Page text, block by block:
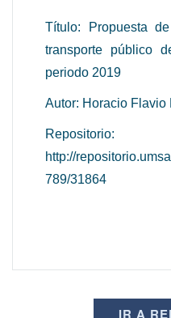
Título: Propuesta
transporte público
periodo 2019
Autor: Horacio Flavio
Repositorio:
http://
789/31864
IR A